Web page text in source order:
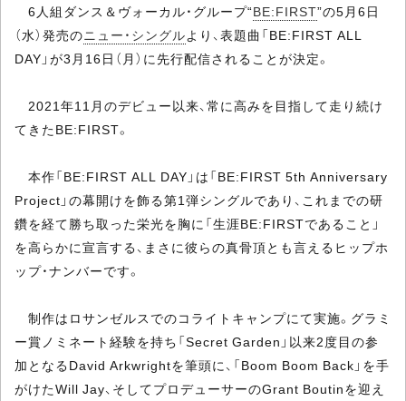
6人組ダンス＆ヴォーカル・グループ“BE:FIRST”の5月6日
（水）発売のニュー・シングルより、表題曲「BE:FIRST ALL
DAY」が3月16日（月）に先行配信されることが決定。
2021年11月のデビュー以来、常に高みを目指して走り続け
てきたBE:FIRST。
本作「BE:FIRST ALL DAY」は「BE:FIRST 5th Anniversary
Project」の幕開けを飾る第1弾シングルであり、これまでの研
鑽を経て勝ち取った栄光を胸に「生涯BE:FIRSTであること」
を高らかに宣言する、まさに彼らの真骨頂とも言えるヒップホ
ップ・ナンバーです。
制作はロサンゼルスでのコライトキャンプにて実施。グラミ
ー賞ノミネート経験を持ち「Secret Garden」以来2度目の参
加となるDavid Arkwrightを筆頭に、「Boom Boom Back」を手
がけたWill Jay、そしてプロデューサーのGrant Boutinを迎え